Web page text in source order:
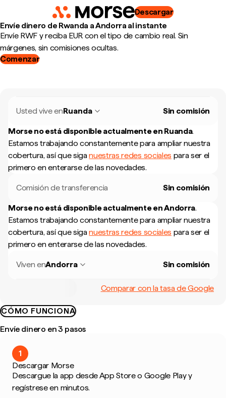
Descargar
Envíe dinero de Rwanda a Andorra al instante
Envíe RWF y reciba EUR con el tipo de cambio real. Sin
márgenes, sin comisiones ocultas.
Comenzar
Usted vive enRuanda Sin comisión
Morse no está disponible actualmente en Ruanda.
Estamos trabajando constantemente para ampliar nuestra
cobertura, así que siganuestras redes sociales para ser el
primero en enterarse de las novedades.
Comisión de transferencia Sin comisión
Morse no está disponible actualmente enAndorra.
Estamos trabajando constantemente para ampliar nuestra
cobertura, así que siganuestras redes sociales para ser el
primero en enterarse de las novedades.
Viven enAndorra Sin comisión
Comparar con la tasa de Google
CÓMO FUNCIONA
Envíe dinero en 3 pasos
1
Descargar Morse
Descargue la app desde App Store o Google Play y
regístrese en minutos.